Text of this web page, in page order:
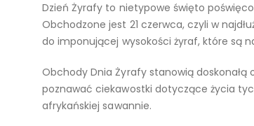
Dzień Żyrafy to nietypowe święto
Obchodzone jest 21 czerwca, czyli w
do imponującej wysokości żyraf, które są
Obchody Dnia Żyrafy stanowią doskonałą
poznawać ciekawostki dotyczące życia
afrykańskiej sawannie.